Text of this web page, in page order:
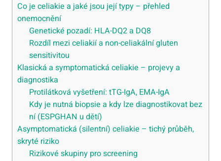
Co je celiakie a jaké jsou její typy – přehled
onemocnění
Genetické pozadí: HLA-DQ2 a DQ8
Rozdíl mezi celiakií a non-celiakální gluten
sensitivitou
Klasická a symptomatická celiakie – projevy a
diagnostika
Protilátková vyšetření: tTG-IgA, EMA-IgA
Kdy je nutná biopsie a kdy lze diagnostikovat bez
ní (ESPGHAN u dětí)
Asymptomatická (silentní) celiakie – tichý průběh,
skryté riziko
Rizikové skupiny pro screening